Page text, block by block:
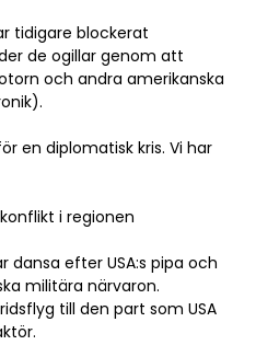
tidigare blockerat
de ogillar genom att
och andra amerikanska
en diplomatisk kris. Vi har
i regionen
dansa efter USA:s pipa och
militära närvaron.
till den part som USA